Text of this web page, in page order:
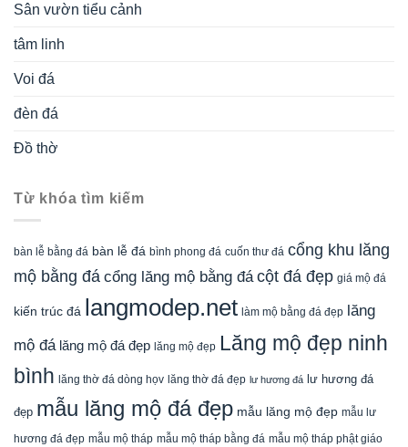
Sân vườn tiểu cảnh
tâm linh
Voi đá
đèn đá
Đồ thờ
Từ khóa tìm kiếm
bàn lễ bằng đá bàn lễ đá bình phong đá cuốn thư đá cổng khu lăng
mộ bằng đá cổng lăng mộ bằng đá cột đá đẹp giá mộ đá
kiến trúc đá langmodep.net làm mộ bằng đá đẹp lăng
mộ đá lăng mộ đá đẹp lăng mộ đẹp Lăng mộ đẹp ninh
bình lăng thờ đá dòng họv lăng thờ đá đẹp lư hương đá lư hương đá
đẹp mẫu lăng mộ đá đẹp mẫu lăng mộ đẹp mẫu lư
hương đá đẹp mẫu mộ tháp mẫu mộ tháp bằng đá mẫu mộ tháp phật giáo